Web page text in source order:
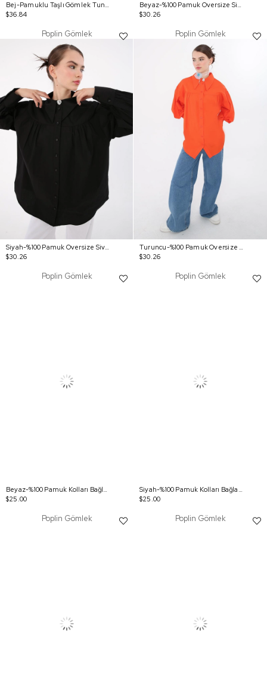
Bej-Pamuklu Taşlı Gömlek Tunik
$36.84
Beyaz-%100 Pamuk Oversize Sivri Yaka Büzgülü Balon Kol Gömlek
$30.26
Poplin Gömlek
Siyah-%100 Pamuk Oversize Sivri Yaka Büzgülü Balon Kol Gömlek
$30.26
Poplin Gömlek
Turuncu-%100 Pamuk Oversize Sivri Yaka Büzgülü Balon Kol Gömlek
$30.26
Poplin Gömlek
Beyaz-%100 Pamuk Kolları Bağlama Detaylı Gömlek
$25.00
Poplin Gömlek
Siyah-%100 Pamuk Kolları Bağlama Detaylı Gömlek
$25.00
Poplin Gömlek Poplin Gömlek